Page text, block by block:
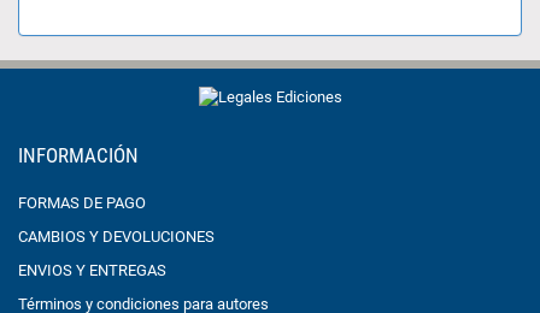
INFORMACIÓN
FORMAS DE PAGO
CAMBIOS Y DEVOLUCIONES
ENVIOS Y ENTREGAS
Términos y condiciones para autores